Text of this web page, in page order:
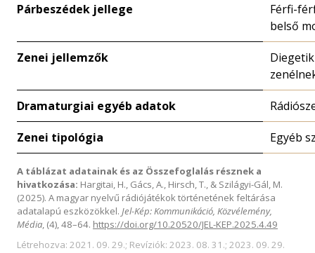
Párbeszédek jellege
Férfi-
belső
Zenei jellemzők
Dramaturgiai egyéb adatok
Zenei tipológia Egyéb
A táblázat adatainak és az Összefoglalás résznek a
hivatkozása: Hargitai, H., Gács, A., Hirsch, T., & Szilágyi-Gál, M.
(2025). A magyar nyelvű rádiójátékok történetének feltárása
adatalapú eszközökkel. Jel-Kép: Kommunikáció, Közvélemény,
Média, (4), 48–64. https://doi.org/10.20520/JEL-KEP.2025.4.49
Létrehozva: 2021. 09. 29.; Revíziók: 2023. 08. 31.; 2023. 09. 29.